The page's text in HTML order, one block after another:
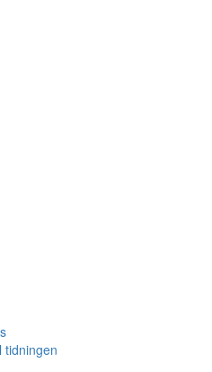
tidningen